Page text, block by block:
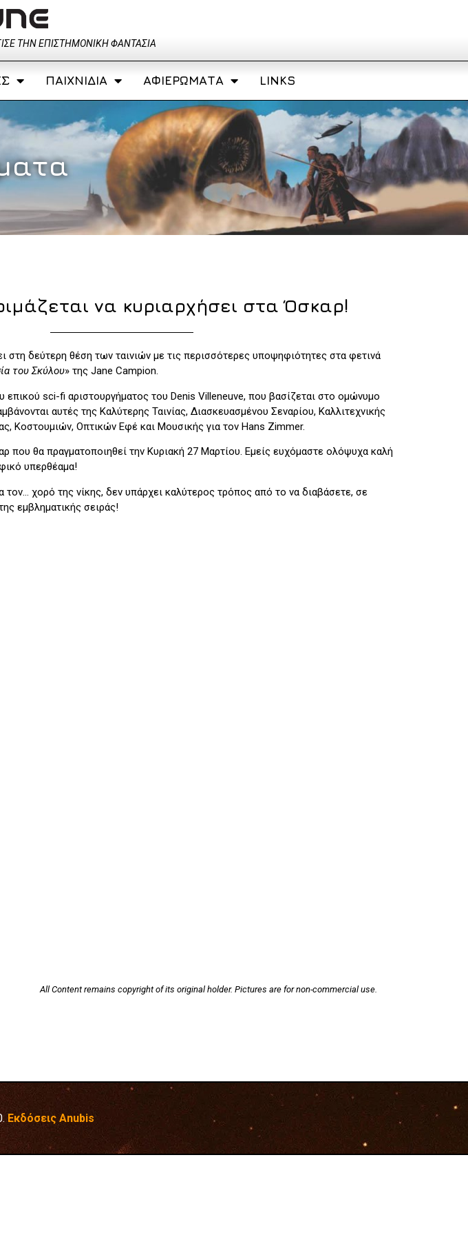
ΤΗΝ ΕΠΙΣΤΗΜΟΝΙΚΉ ΦΑΝΤΑΣΊΑ
ΠΑΙΧΝΊΔΙΑ ΑΦΙΕΡΏΜΑΤΑ LINKS
να κυριαρχήσει στα Όσκαρ!
στη δεύτερη θέση των ταινιών με τις περισσότερες υποψηφιότητες στα φετινά
του Σκύλου» της Jane Campion.
επικού sci-fi αριστουργήματος του Denis Villeneuve, που βασίζεται στο ομώνυμο
αυτές της Καλύτερης Ταινίας, Διασκευασμένου Σεναρίου, Καλλιτεχνικής
Κοστουμιών, Οπτικών Εφέ και Μουσικής για τον Hans Zimmer.
που θα πραγματοποιηθεί την Κυριακή 27 Μαρτίου. Εμείς ευχόμαστε ολόψυχα καλή
υπερθέαμα!
τον… χορό της νίκης, δεν υπάρχει καλύτερος τρόπος από το να διαβάσετε, σε
εμβληματικής σειράς!
All Content remains copyright of its original holder. Pictures are for non-commercial use.
Εκδόσεις Anubis